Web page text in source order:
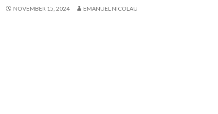
NOVEMBER 15, 2024 EMANUEL NICOLAU